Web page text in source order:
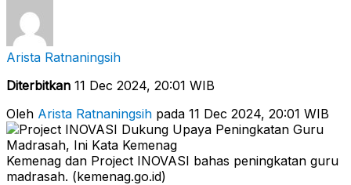
Arista Ratnaningsih
Diterbitkan 11 Dec 2024, 20:01 WIB
Oleh Arista Ratnaningsih pada 11 Dec 2024, 20:01 WIB
Kemenag dan Project INOVASI bahas peningkatan guru
madrasah. (kemenag.go.id)